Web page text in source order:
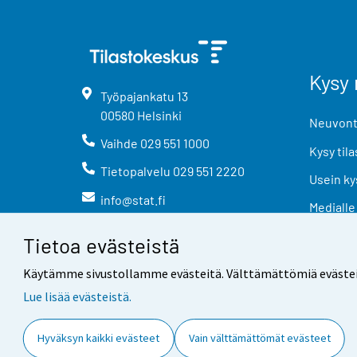
Tietoa evästeistä
Käytämme sivustollamme evästeitä. Välttämättömiä
Lue lisää evästeistä.
Hyväksyn kaikki evästeet Vain välttämättömät evästeet
Työpajankatu 13
00580 Helsinki
Vaihde 029 551 1000
Tietopalvelu 029 551 2220
info@stat.fi
Kysy
Usein
Medialle
Yhteystiedot Palaute